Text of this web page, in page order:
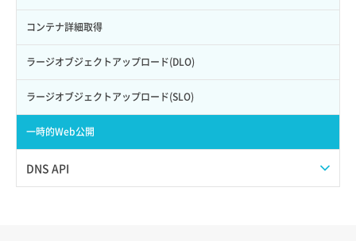
自動バックアップ有効化
自動バックアップ無効化
サーバーメタデータ取得
サーバーメタデータ更新（ネームタグ変更）
サーバー一覧取得
サーバー作成
ネットワーク作成（ローカルネットワーク用）
ネットワーク削除（ローカルネットワーク用）
ネットワーク詳細取得
ポート一覧取得
ポート作成（ローカルネットワーク用）
リスナー一覧取得
リスナー作成
リスナー削除
リスナー更新
リスナー詳細取得
コンテナ詳細取得
ラージオブジェクトアップロード(DLO)
ラージオブジェクトアップロード(SLO)
一時的Web公開
DNS API